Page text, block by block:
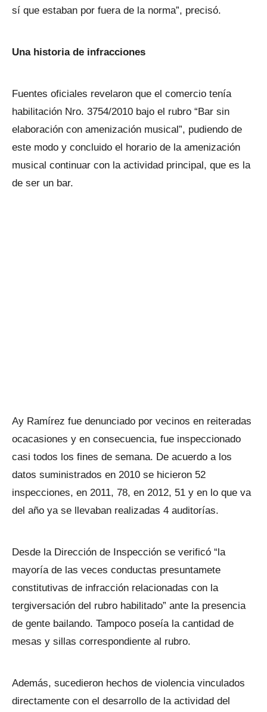
sí que estaban por fuera de la norma”, precisó.
Una historia de infracciones
Fuentes oficiales revelaron que el comercio tenía
habilitación Nro. 3754/2010 bajo el rubro “Bar sin
elaboración con amenización musical”, pudiendo de
este modo y concluido el horario de la amenización
musical continuar con la actividad principal, que es la
de ser un bar.
Ay Ramírez fue denunciado por vecinos en reiteradas
ocacasiones y en consecuencia, fue inspeccionado
casi todos los fines de semana. De acuerdo a los
datos suministrados en 2010 se hicieron 52
inspecciones, en 2011, 78, en 2012, 51 y en lo que va
del año ya se llevaban realizadas 4 auditorías.
Desde la Dirección de Inspección se verificó “la
mayoría de las veces conductas presuntamete
constitutivas de infracción relacionadas con la
tergiversación del rubro habilitado” ante la presencia
de gente bailando. Tampoco poseía la cantidad de
mesas y sillas correspondiente al rubro.
Además, sucedieron hechos de violencia vinculados
directamente con el desarrollo de la actividad del